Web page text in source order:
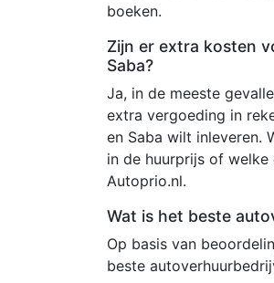
boeken.
Zijn er extra kosten
Saba?
Ja, in de meeste
extra vergoeding in
en Saba wilt inleveren.
in de huurprijs of
Autoprio.nl.
Wat is het beste
Op basis van
beste